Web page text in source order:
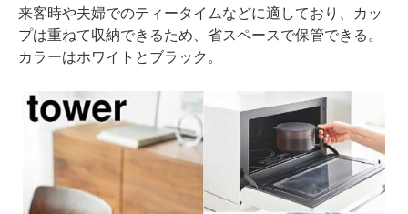
来客時や夫婦でのティータイムなどに適しており、カッ
プは重ねて収納できるため、省スペースで保管できる。
カラーはホワイトとブラック。